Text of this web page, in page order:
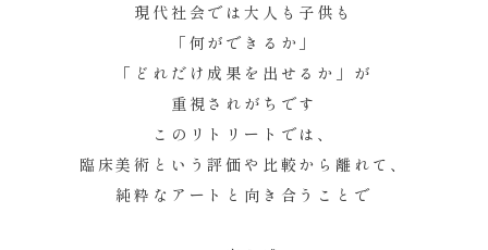
現代社会では大人も子供も
「何ができるか」
「どれだけ成果を出せるか」が
重視されがちです
このリトリートでは、
臨床美術という評価や比較から離れて、
純粋なアートと向き合うことで